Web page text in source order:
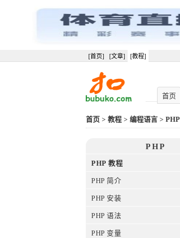
[首页] [文章] [教程]
首页
首页 > 教程 > 编程语言 > PHP
PHP
PHP 教程
PHP 简介
PHP 安装
PHP 语法
PHP 变量